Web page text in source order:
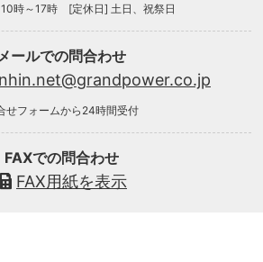
時～17時 [定休日] 土日、祝祭日
メールでの問合わせ
せフォームから24時間受付
FAXでの問合わせ
FAX用紙を表示